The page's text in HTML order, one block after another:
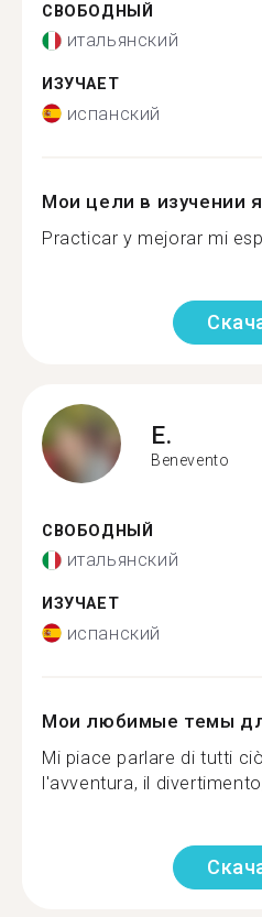
СВОБОДНЫЙ
итальянский
ИЗУЧАЕТ
испанский
Мои цели в изучении
Practicar y mejorar mi
E.
Benevento
СВОБОДНЫЙ
итальянский
ИЗУЧАЕТ
испанский
Мои любимые темы
Mi piace parlare di tutti
l'avventura, il